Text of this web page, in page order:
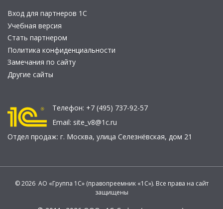
Вход для партнеров 1С
Учебная версия
Стать партнером
Политика конфиденциальности
Замечания по сайту
Другие сайты
Телефон: +7 (495) 737-92-57
Email: site_v8@1c.ru
Отдел продаж: г. Москва, улица Селезнёвская, дом 21
© 2026 АО «Группа 1С» (правопреемник «1С»). Все права на сайт
защищены